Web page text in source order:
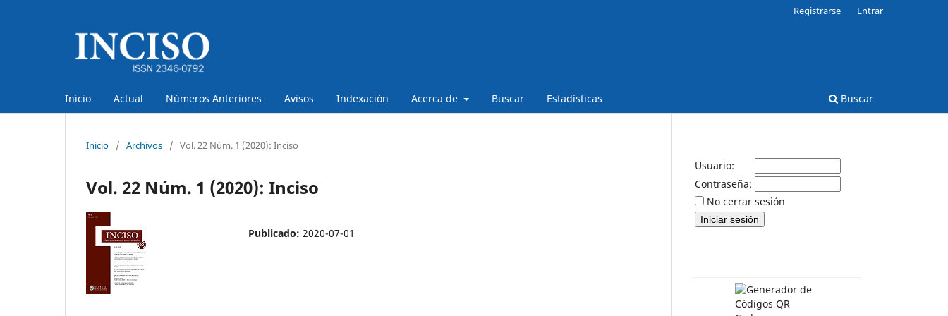
Inicio Actual Números Anteriores Avisos Indexación Acerca de Buscar Estadísticas Buscar
Registrarse Entrar
Inicio / Archivos / Vol. 22 Núm. 1 (2020): Inciso
Vol. 22 Núm. 1 (2020): Inciso
Publicado: 2020-07-01
Usuario:
Contraseña:
No cerrar sesión